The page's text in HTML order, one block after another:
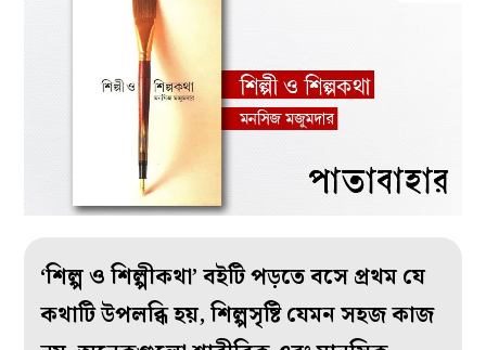
‘শিল্প ও শিল্পীকথা’ বইটি পড়তে বসে প্রথম যে
কথাটি উপলব্ধি হয়, শিল্পসৃষ্টি যেমন সহজ কাজ